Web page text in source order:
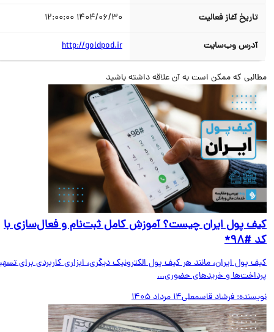
تاریخ آغاز فعالیت 1404/06/30 12:00:00
آدرس وب‌سایت http://goldpod.ir
که ممکن است به آن علاقه داشته باشید
پول ایران چیست؟ آموزش کامل ثبت‌نام و فعال‌سازی با
پول ایران، مانند هر کیف پول الکترونیک دیگری، ابزاری کاربردی برای تسهیل
و خریدهای حضوری...
فرشاد قاسمعلی14 مرداد 1405